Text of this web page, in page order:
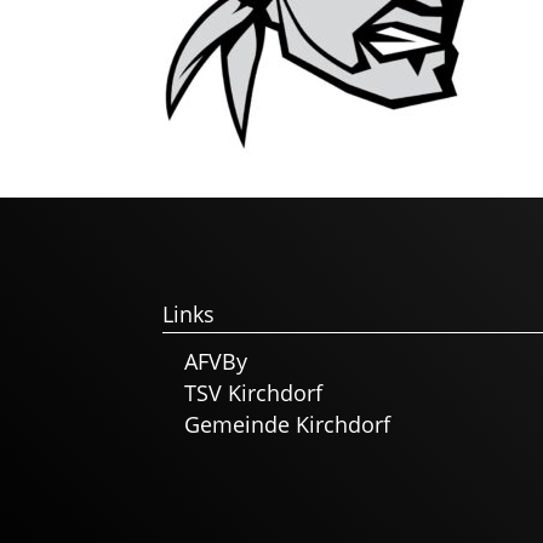
Links
AFVBy
TSV Kirchdorf
Gemeinde Kirchdorf